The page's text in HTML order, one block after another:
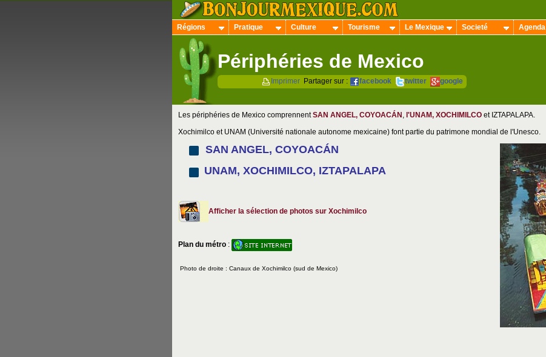
Régions Pratique Culture Tourisme Le Mexique Societé Agenda
Périphéries de Mexico
Imprimer Partager sur : facebook twitter google
Les périphéries de Mexico comprennentSAN ANGEL, COYOACÁN , l'UNAM, XOCHIMILCO et IZTAPALAPA.
Xochimilco et UNAM (Université nationale autonome mexicaine) font partie du patrimone mondial de l'Unesco.
SAN ANGEL, COYOACÁN
UNAM, XOCHIMILCO, IZTAPALAPA
Afficher la sélection de photos sur Xochimilco
Plan du métro :
Photo de droite : Canaux de Xochimilco (sud de Mexico)